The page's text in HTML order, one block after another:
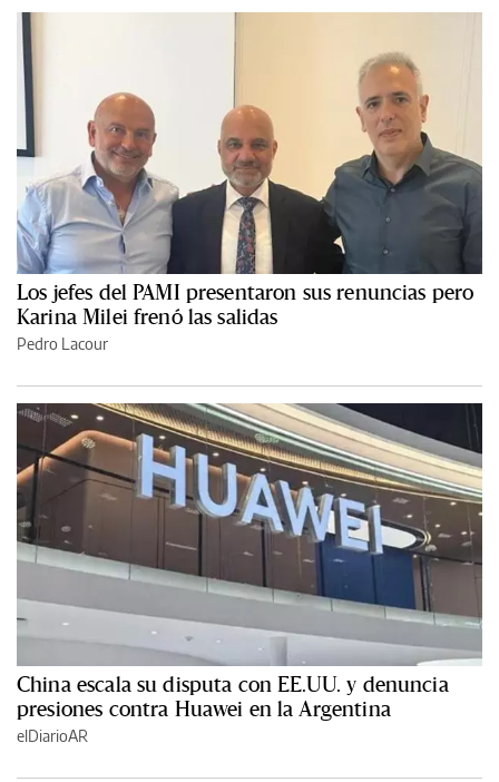
Los jefes del PAMI presentaron sus renuncias pero
Karina Milei frenó las salidas
Pedro Lacour
China escala su disputa con EE.UU. y denuncia
presiones contra Huawei en la Argentina
elDiarioAR